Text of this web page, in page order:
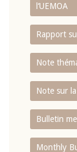
l‘UEMOA
Rapport
Note
Note sur
Bulletin
Monthly